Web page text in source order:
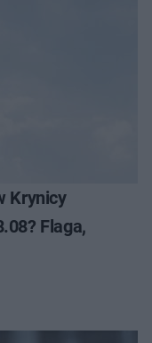
Krynicy
Flaga,